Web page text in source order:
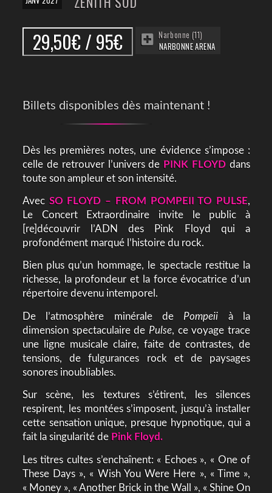
29,50€ / 95€
Narbonne (11)
NARBONNE ARENA
Billets disponibles dès maintenant !
Dès les premières notes, une évidence s’impose :
celle de retrouver l’univers de PINK FLOYDdans
toute son ampleur et son intensité.
Avec SO FLOYD – FROM POMPEII TO PULSE,
Le Concert Extraordinaire invite le public à
[re]découvrir l’ADN des Pink Floyd qui a
profondément marqué l’histoire du rock.
Bien plus qu’un hommage, le spectacle restitue la
richesse, la profondeur et la force évocatrice d’un
répertoire devenu intemporel.
De l’atmosphère minérale dePompeii à la
dimension spectaculaire de Pulse, ce voyage trace
une ligne musicale claire, faite de contrastes, de
tensions, de fulgurances rock et de paysages
sonores inoubliables.
Sur scène, les textures s’étirent, les silences
respirent, les montées s’imposent, jusqu’à installer
cette sensation unique, presque hypnotique, qui a
fait la singularité de Pink Floyd.
Les titres cultes s’enchaînent: « Echoes », « One of
These Days », « Wish You Were Here », « Time »,
« Money », « Another Brick in the Wall », « Shine On